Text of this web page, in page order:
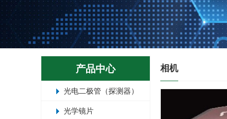
产品中心
光电二极管（探测器）
光学镜片
相机